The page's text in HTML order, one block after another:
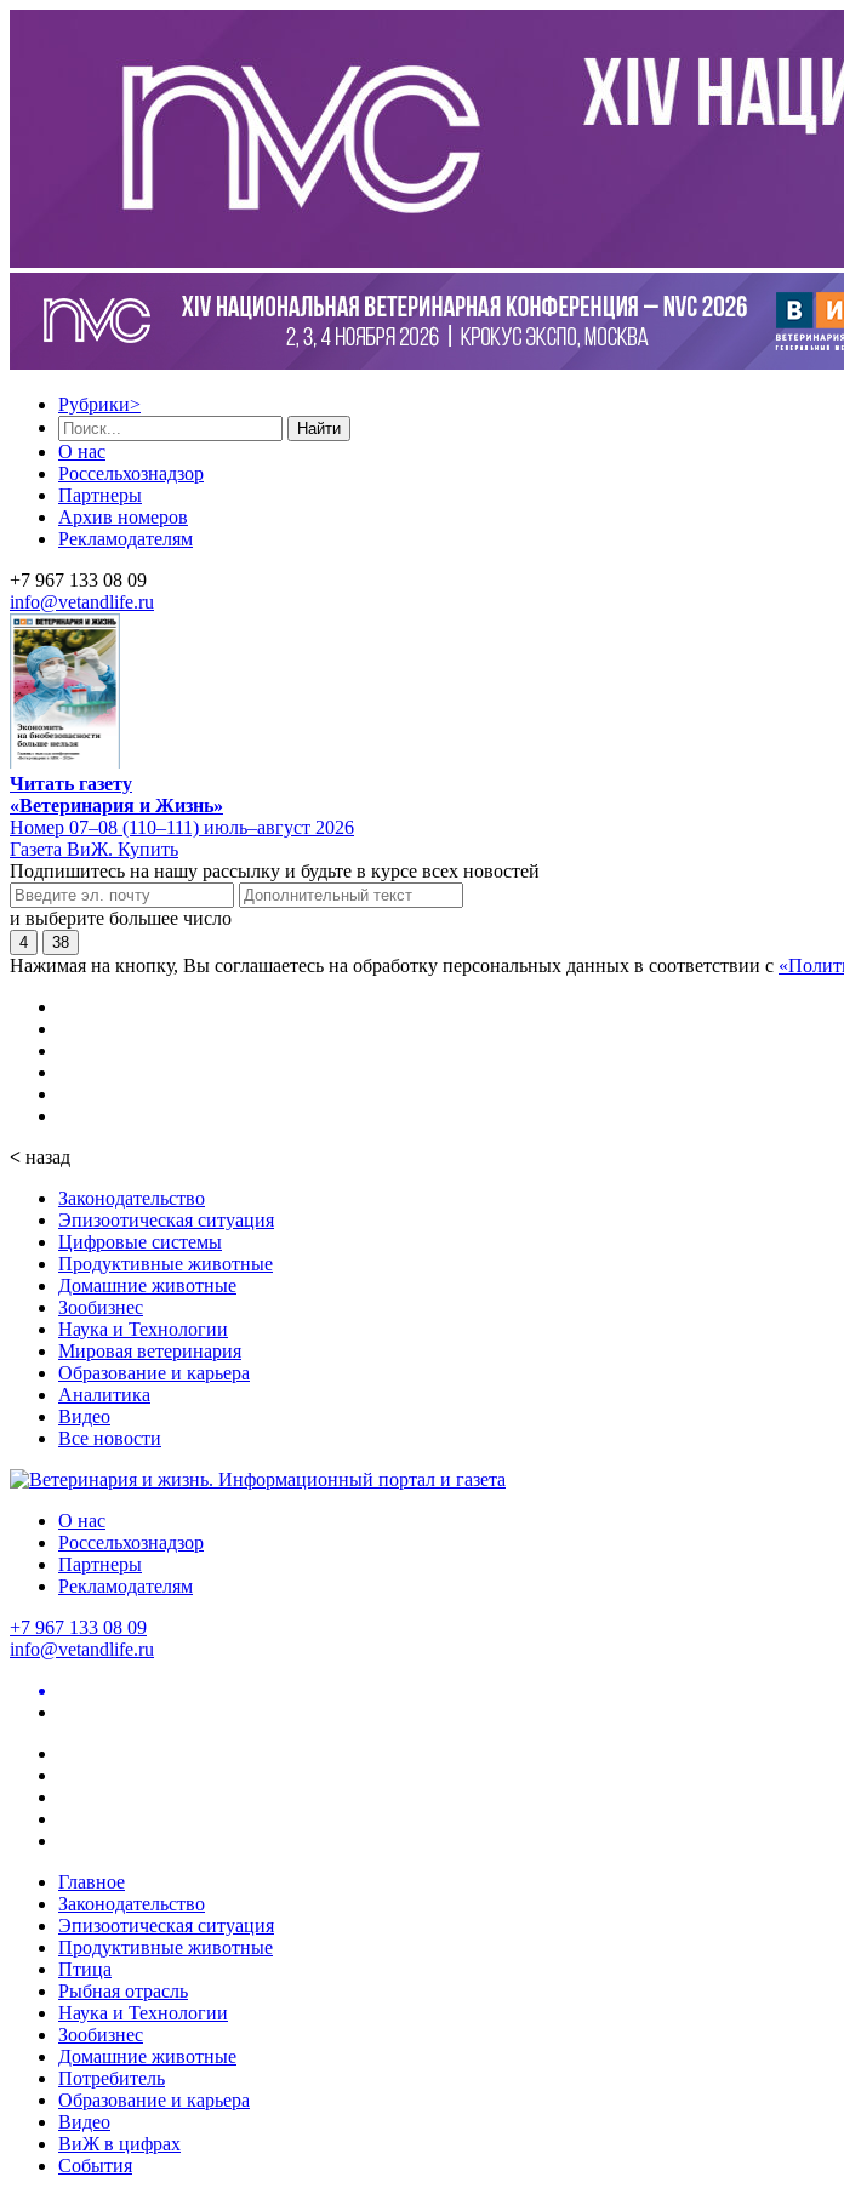
Рубрики>
Найти
О нас
Россельхознадзор
Партнеры
Архив номеров
Рекламодателям
+7 967 133 08 09
info@vetandlife.ru
Читать газету
«Ветеринария и Жизнь»
Номер 07–08 (110–111) июль–август 2026
Газета ВиЖ. Купить
Подпишитесь на нашу рассылку и будьте в курсе всех новостей
и выберите большее число
4 38
Нажимая на кнопку, Вы соглашаетесь на обработку персональных данных в соответствии с
< назад
Законодательство
Эпизоотическая ситуация
Цифровые системы
Продуктивные животные
Домашние животные
Зообизнес
Наука и Технологии
Мировая ветеринария
Образование и карьера
Аналитика
Видео
Все новости
О нас
Россельхознадзор
Партнеры
Рекламодателям
+7 967 133 08 09
info@vetandlife.ru
Главное
Законодательство
Эпизоотическая ситуация
Продуктивные животные
Птица
Рыбная отрасль
Наука и Технологии
Зообизнес
Домашние животные
Потребитель
Образование и карьера
Видео
ВиЖ в цифрах
События